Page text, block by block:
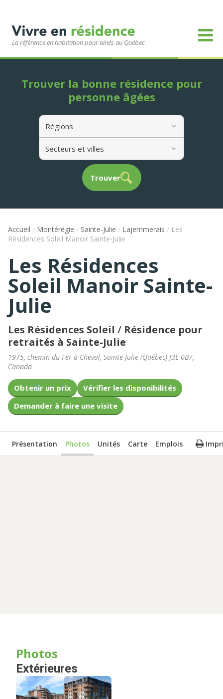
La référence en habitation pour ainés au Québec
Régions
Secteurs et villes
Trouver
Trouver la bonne résidence pour
personne âgées
Accueil / Montérégie / Sainte-Julie / Lajemmerais / Les
Résidences Soleil Manoir Sainte-Julie
Les Résidences
Soleil Manoir Sainte-
Julie
Les Résidences Soleil / Résidence pour
retraités à Sainte-Julie
1975, chemin du Fer-à-Cheval, Sainte-Julie (Québec) J3E 0B7,
Canada
Obtenir un prix
Vérifier les disponibilités
Demander à faire une visite
Présentation Photos Unités Carte Emplois
Photos
Extérieures